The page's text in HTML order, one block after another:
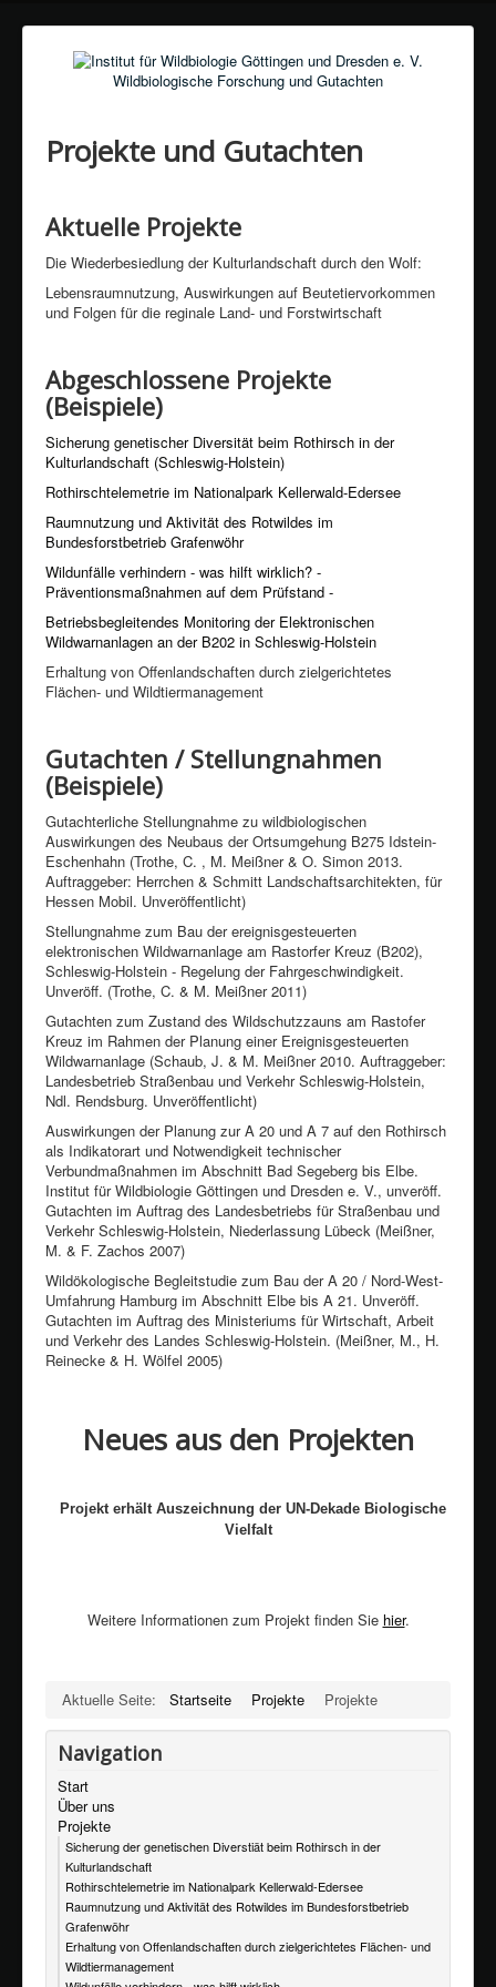
Wildbiologische Forschung und Gutachten
Projekte und Gutachten
Aktuelle Projekte
Die Wiederbesiedlung der Kulturlandschaft durch den Wolf:
Lebensraumnutzung, Auswirkungen auf Beutetiervorkommen
und Folgen für die reginale Land- und Forstwirtschaft
Abgeschlossene Projekte
(Beispiele)
Sicherung genetischer Diversität beim Rothirsch in der
Kulturlandschaft (Schleswig-Holstein)
Rothirschtelemetrie im Nationalpark Kellerwald-Edersee
Raumnutzung und Aktivität des Rotwildes im
Bundesforstbetrieb Grafenwöhr
Wildunfälle verhindern - was hilft wirklich? -
Präventionsmaßnahmen auf dem Prüfstand -
Betriebsbegleitendes Monitoring der Elektronischen
Wildwarnanlagen an der B202 in Schleswig-Holstein
Erhaltung von Offenlandschaften durch zielgerichtetes
Flächen- und Wildtiermanagement
Gutachten / Stellungnahmen
(Beispiele)
Gutachterliche Stellungnahme zu wildbiologischen
Auswirkungen des Neubaus der Ortsumgehung B275 Idstein-
Eschenhahn (Trothe, C. , M. Meißner & O. Simon 2013.
Auftraggeber: Herrchen & Schmitt Landschaftsarchitekten, für
Hessen Mobil. Unveröffentlicht)
Stellungnahme zum Bau der ereignisgesteuerten
elektronischen Wildwarnanlage am Rastorfer Kreuz (B202),
Schleswig-Holstein - Regelung der Fahrgeschwindigkeit.
Unveröff. (Trothe, C. & M. Meißner 2011)
Gutachten zum Zustand des Wildschutzzauns am Rastofer
Kreuz im Rahmen der Planung einer Ereignisgesteuerten
Wildwarnanlage (Schaub, J. & M. Meißner 2010. Auftraggeber:
Landesbetrieb Straßenbau und Verkehr Schleswig-Holstein,
Ndl. Rendsburg. Unveröffentlicht)
Auswirkungen der Planung zur A 20 und A 7 auf den Rothirsch
als Indikatorart und Notwendigkeit technischer
Verbundmaßnahmen im Abschnitt Bad Segeberg bis Elbe.
Institut für Wildbiologie Göttingen und Dresden e. V., unveröff.
Gutachten im Auftrag des Landesbetriebs für Straßenbau und
Verkehr Schleswig-Holstein, Niederlassung Lübeck (Meißner,
M. & F. Zachos 2007)
Wildökologische Begleitstudie zum Bau der A 20 / Nord-West-
Umfahrung Hamburg im Abschnitt Elbe bis A 21. Unveröff.
Gutachten im Auftrag des Ministeriums für Wirtschaft, Arbeit
und Verkehr des Landes Schleswig-Holstein. (Meißner, M., H.
Reinecke & H. Wölfel 2005)
Neues aus den Projekten
Projekt erhält Auszeichnung der UN-Dekade Biologische
Vielfalt
Weitere Informationen zum Projekt finden Sie hier.
Aktuelle Seite: Startseite Projekte Projekte
Navigation
Start
Über uns
Projekte
Sicherung der genetischen Diverstiät beim Rothirsch in der
Kulturlandschaft
Rothirschtelemetrie im Nationalpark Kellerwald-Edersee
Raumnutzung und Aktivität des Rotwildes im Bundesforstbetrieb
Grafenwöhr
Erhaltung von Offenlandschaften durch zielgerichtetes Flächen- und
Wildtiermanagement